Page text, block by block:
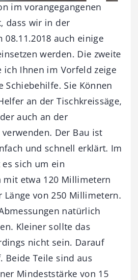
im vorangegangenen
dass wir in der
08.11.2018 auch einige
werden. Die zweite
ich Ihnen im Vorfeld zeige
Schiebehilfe. Sie Können
an der Tischkreissäge,
auch an der
Der Bau ist
und schnell erklärt. Im
sich um ein
mit etwa 120 Millimetern
Länge von 250 Millimetern.
natürlich
Kleiner sollte das
nicht sein. Darauf
Beide Teile sind aus
Mindeststärke von 15